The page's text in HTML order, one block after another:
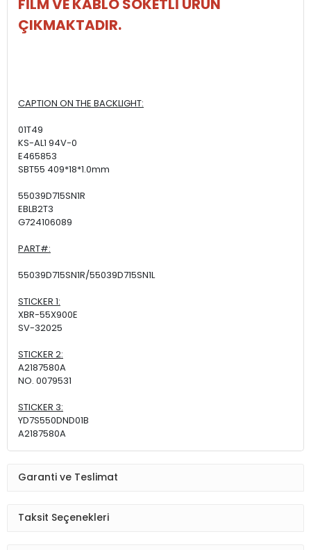
FİLM VE KABLO SOKETLİ ÜRÜN
ÇIKMAKTADIR.
CAPTION ON THE BACKLIGHT:
01T49
KS-AL1 94V-0
E465853
SBT55 409*18*1.0mm
55039D715SN1R
EBLB2T3
G724106089
PART#:
55039D715SN1R/55039D715SN1L
STICKER 1:
XBR-55X900E
SV-32025
STICKER 2:
A2187580A
NO. 0079531
STICKER 3:
YD7S550DND01B
A2187580A
Garanti ve Teslimat
Taksit Seçenekleri